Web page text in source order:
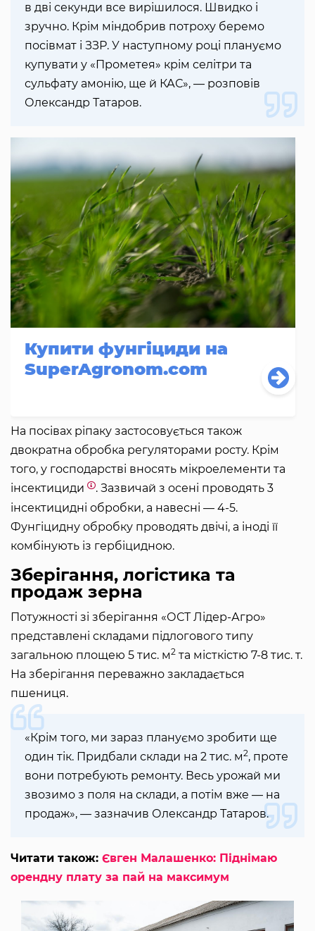
в дві секунди все вирішилося. Швидко і
зручно. Крім міндобрив потроху беремо
посівмат і ЗЗР. У наступному році плануємо
купувати у «Прометея» крім селітри та
сульфату амонію, ще й КАС», — розповів
Олександр Татаров.
Купити фунгіциди на
SuperAgronom.com
На посівах ріпаку застосовується також
двократна обробка регуляторами росту. Крім
того, у господарстві вносять мікроелементи та
інсектициди
. Зазвичай з осені проводять 3
інсектицидні обробки, а навесні — 4-5.
Фунгіцидну обробку проводять двічі, а іноді її
комбінують із гербіцидною.
Зберігання, логістика та
продаж зерна
Потужності зі зберігання «ОСТ Лідер-Агро»
представлені складами підлогового типу
загальною площею 5 тис. м2 та місткістю 7-8 тис. т.
На зберігання переважно закладається
пшениця.
«Крім того, ми зараз плануємо зробити ще
один тік. Придбали склади на 2 тис. м2, проте
вони потребують ремонту. Весь урожай ми
звозимо з поля на склади, а потім вже — на
продаж», — зазначив Олександр Татаров.
Читати також: Євген Малашенко: Піднімаю
орендну плату за пай на максимум